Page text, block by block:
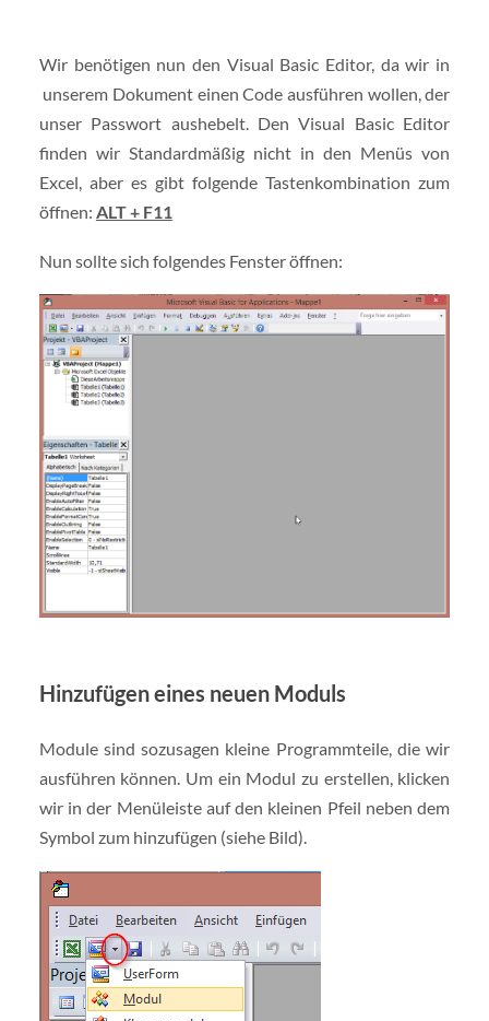
Wir benötigen nun den Visual Basic Editor, da wir in
unserem Dokument einen Code ausführen wollen, der
unser Passwort aushebelt. Den Visual Basic Editor
finden wir Standardmäßig nicht in den Menüs von
Excel, aber es gibt folgende Tastenkombination zum
öffnen: ALT + F11
Nun sollte sich folgendes Fenster öffnen:
Hinzufügen eines neuen Moduls
Module sind sozusagen kleine Programmteile, die wir
ausführen können. Um ein Modul zu erstellen, klicken
wir in der Menüleiste auf den kleinen Pfeil neben dem
Symbol zum hinzufügen (siehe Bild).